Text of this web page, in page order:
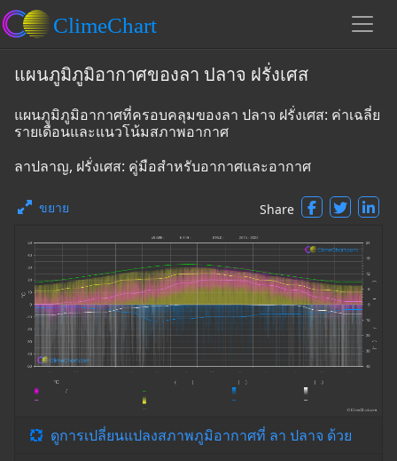
แผนภูมิภูมิอากาศของลา ปลาจ ฝรั่งเศส
แผนภูมิภูมิอากาศที่ครอบคลุมของลา ปลาจ ฝรั่งเศส: ค่าเฉลี่ย
รายเดือนและแนวโน้มสภาพอากาศ
ลาปลาญ, ฝรั่งเศส: คู่มือสำหรับอากาศและอากาศ
ขยาย Share
ดูการเปลี่ยนแปลงสภาพภูมิอากาศที่ ลา ปลาจ ด้วย